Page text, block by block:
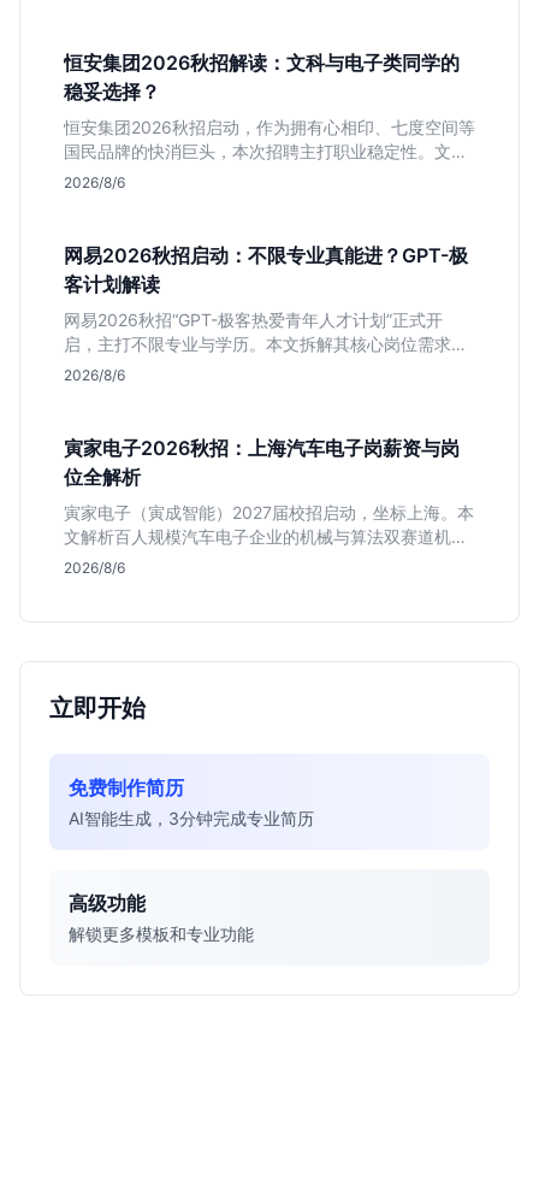
恒安集团2026秋招解读：文科与电子类同学的
稳妥选择？
恒安集团2026秋招启动，作为拥有心相印、七度空间等
国民品牌的快消巨头，本次招聘主打职业稳定性。文章
深度解析管培生项目，明确文商科主攻品牌营销、理工
2026/8/6
网易2026秋招启动：不限专业真能进？GPT-极
客计划解读
网易2026秋招“GPT-极客热爱青年人才计划”正式开
启，主打不限专业与学历。本文拆解其核心岗位需求
（技术研发、游戏策划、算法），分析非科班同学的投
2026/8/6
寅家电子2026秋招：上海汽车电子岗薪资与岗
位全解析
寅家电子（寅成智能）2027届校招启动，坐标上海。本
文解析百人规模汽车电子企业的机械与算法双赛道机
会，分析薪资面议背后的含金量及应届生成长路径，助
2026/8/6
立即开始
免费制作简历
AI智能生成，3分钟完成专业简历
高级功能
解锁更多模板和专业功能